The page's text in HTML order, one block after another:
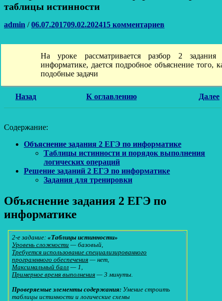
таблицы истинности
Автор
admin /Опубликовано
06.07.201709.02.202415 комментариев
На уроке рассматривается разбор 2
информатике, дается подробное объяснение того,
подобные задачи
Назад К оглавлению Далее
Содержание:
Объяснение задания 2 ЕГЭ по информатике
Таблицы истинности и порядок выполнения
логических операций
Решение заданий 2 ЕГЭ по информатике
Задания для тренировки
Объяснение задания 2 ЕГЭ по
информатике
2-е задание: «Таблицы истинности»
Уровень сложности — базовый,
Требуется использование специализированного
программного обеспечения — нет,
Максимальный балл — 1,
Примерное время выполнения — 3 минуты.
Проверяемые элементы содержания: Умение строить
таблицы истинности и логические схемы